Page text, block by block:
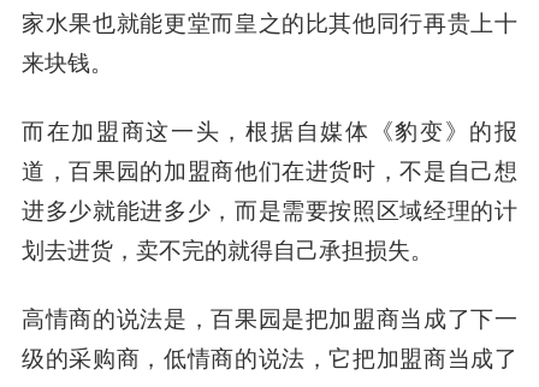
家水果也就能更堂而皇之的比其他同行再贵上十
来块钱。
而在加盟商这一头，根据自媒体《豹变》的报
道，百果园的加盟商他们在进货时，不是自己想
进多少就能进多少，而是需要按照区域经理的计
划去进货，卖不完的就得自己承担损失。
高情商的说法是，百果园是把加盟商当成了下一
级的采购商，低情商的说法，它把加盟商当成了